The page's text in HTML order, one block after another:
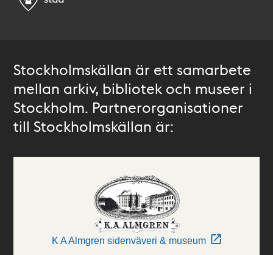
Stockholmskällan är ett samarbete
mellan arkiv, bibliotek och museer i
Stockholm. Partnerorganisationer
till Stockholmskällan är:
K A Almgren sidenväveri & museum